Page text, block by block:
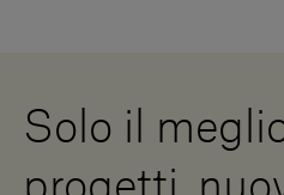
Diventa un rivenditore
Press Area
Solo il